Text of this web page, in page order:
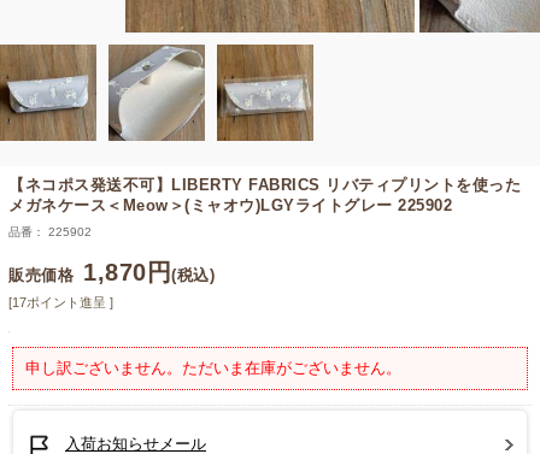
【ネコポス発送不可】LIBERTY FABRICS リバティプリントを使った
メガネケース＜Meow＞(ミャオウ)LGYライトグレー 225902
品番： 225902
販売価格 1,870円(税込)
[17ポイント進呈 ]
申し訳ございません。ただいま在庫がございません。
入荷お知らせメール